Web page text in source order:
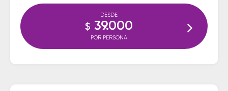
DESDE
$ 39.000
POR PERSONA